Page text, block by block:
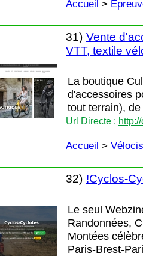
Accueil >
31) Vente
VTT, textile
La boutique
d'accessoires
tout terrain),
Url Directe :
Accueil >
32) !Cyclos-
Le seul
Randonnées,
Montées
Paris-Brest-